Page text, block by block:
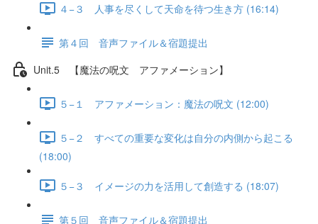
４−３ 人事を尽くして天命を待つ生き方 (16:14)
第４回 音声ファイル＆宿題提出
Unit.5 【魔法の呪文 アファメーション】
５−１ アファメーション：魔法の呪文 (12:00)
５−２ すべての重要な変化は自分の内側から起こる
(18:00)
５−３ イメージの力を活用して創造する (18:07)
第５回 音声ファイル＆宿題提出